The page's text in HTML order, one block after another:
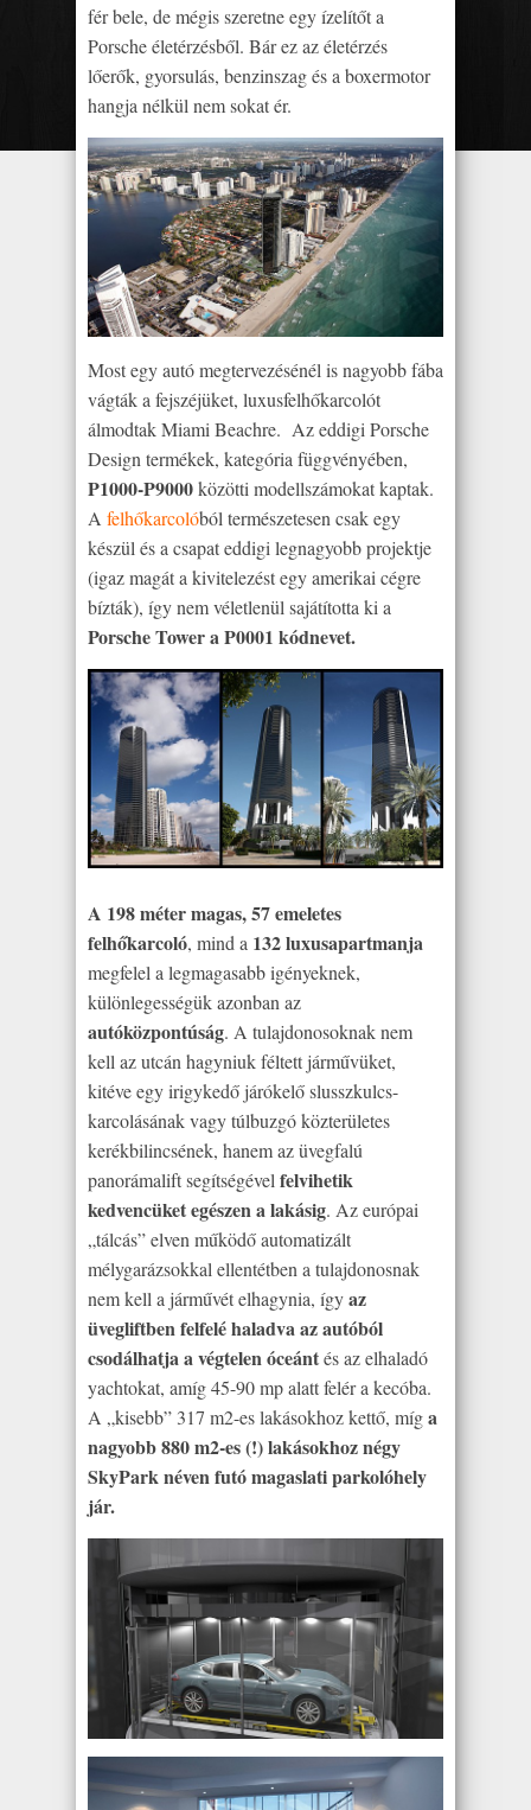
fér bele, de mégis szeretne egy ízelítőt a
Porsche életérzésből. Bár ez az életérzés
lőerők, gyorsulás, benzinszag és a boxermotor
hangja nélkül nem sokat ér.
Most egy autó megtervezésénél is nagyobb fába
vágták a fejszéjüket, luxusfelhőkarcolót
álmodtak Miami Beachre. Az eddigi Porsche
Design termékek, kategória függvényében,
P1000-P9000közötti modellszámokat kaptak.
A felhőkarcolóból természetesen csak egy
készül és a csapat eddigi legnagyobb projektje
(igaz magát a kivitelezést egy amerikai cégre
bízták), így nem véletlenül sajátította ki a
Porsche Tower a P0001 kódnevet.
A 198 méter magas, 57 emeletes
felhőkarcoló, mind a 132 luxusapartmanja
megfelel a legmagasabb igényeknek,
különlegességük azonban az
autóközpontúság. A tulajdonosoknak nem
kell az utcán hagyniuk féltett járművüket,
kitéve egy irigykedő járókelő slusszkulcs-
karcolásának vagy túlbuzgó közterületes
kerékbilincsének, hanem az üvegfalú
panorámalift segítségévelfelvihetik
kedvencüket egészen a lakásig. Az európai
„tálcás” elven működő automatizált
mélygarázsokkal ellentétben a tulajdonosnak
nem kell a járművét elhagynia, ígyaz
üvegliftben felfelé haladva az autóból
csodálhatja a végtelen óceántés az elhaladó
yachtokat, amíg 45-90 mp alatt felér a kecóba.
A „kisebb” 317 m2-es lakásokhoz kettő, míga
nagyobb 880 m2-es (!) lakásokhoz négy
SkyPark néven futó magaslati parkolóhely
jár.